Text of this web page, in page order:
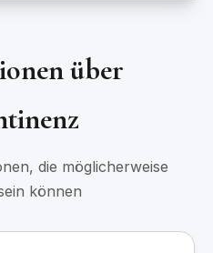
über
die möglicherweise
können